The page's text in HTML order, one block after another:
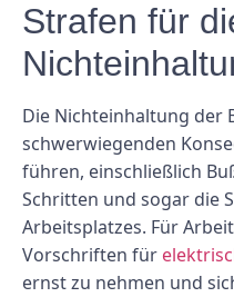
Strafen für
Die Nichteinhaltung der
schwerwiegenden
führen, einschließlich
Schritten und sogar die
Arbeitsplatzes. Für
Vorschriften für
ernst zu nehmen und